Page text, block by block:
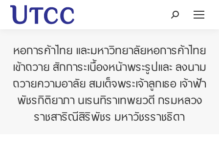
Search:
หอการค้าไทย และมหาวิทยาลัยหอการค้าไทย
เข้าถวาย สักการะเบื้องหน้าพระรูปและ ลงนาม
ถวายความอาลัย สมเด็จพระเจ้าลูกเธอ เจ้าฟ้า
พัชรกิติยาภา นเรนทิราเทพยวดี กรมหลวง
ราชสาริณีสิริพัชร มหาวัชรราชธิดา